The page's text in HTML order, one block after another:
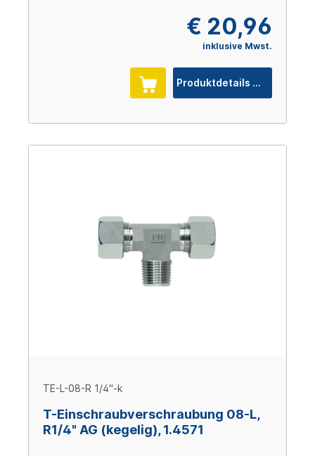
€ 20,96
inklusive Mwst.
Produktdetails
TE-L-08-R 1/4"-k
T-Einschraubverschraubung 08-L,
R1/4" AG (kegelig), 1.4571